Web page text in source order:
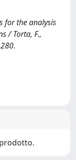
for the analysis
/ Torta, F.,